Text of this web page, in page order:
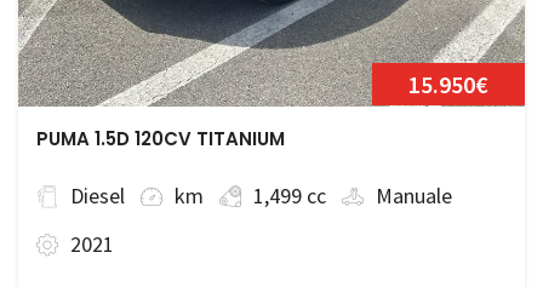
15.950€
PUMA 1.5D 120CV TITANIUM
Diesel km 1,499 cc
Manuale
2021